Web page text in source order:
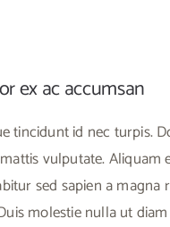
ex ac accumsan
tincidunt id nec turpis.
vulputate.
sed sapien a
molestie nulla ut